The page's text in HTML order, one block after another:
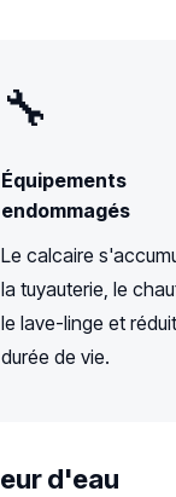
🔧
Équipements
endommagés
Le calcaire
la tuyauterie, le
le lave-linge et
durée de vie.
d'eau